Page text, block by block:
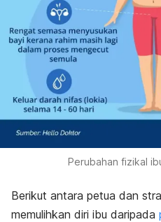
Perubahan fizikal
Berikut antara petua dan
memulihkan diri ibu daripada